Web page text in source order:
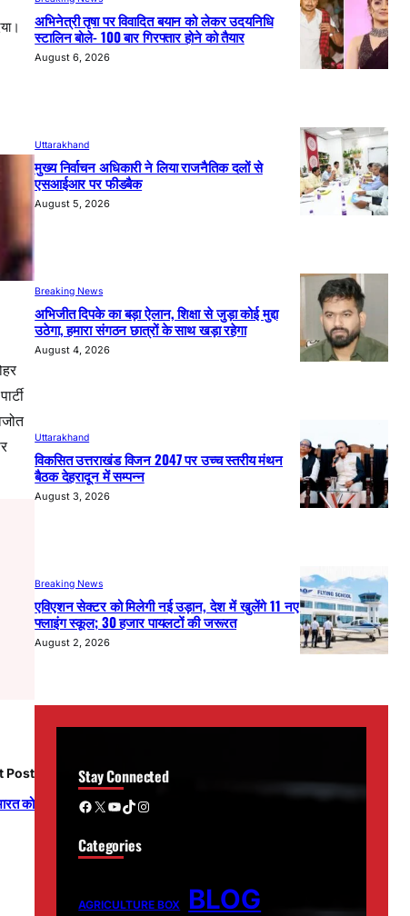
Post
को
अभिनेत्री तृषा पर विवादित बयान को लेकर उदयनिधि
स्टालिन बोले- 100 बार गिरफ्तार होने को तैयार
August 6, 2026
Uttarakhand
मुख्य निर्वाचन अधिकारी ने लिया राजनैतिक दलों से
एसआईआर पर फीडबैक
August 5, 2026
Breaking News
अभिजीत दिपके का बड़ा ऐलान, शिक्षा से जुड़ा कोई मुद्दा
उठेगा, हमारा संगठन छात्रों के साथ खड़ा रहेगा
August 4, 2026
Uttarakhand
विकसित उत्तराखंड विजन 2047 पर उच्च स्तरीय मंथन
बैठक देहरादून में सम्पन्न
August 3, 2026
Breaking News
एविएशन सेक्टर को मिलेगी नई उड़ान, देश में खुलेंगे 11 नए
फ्लाइंग स्कूल; 30 हजार पायलटों की जरूरत
August 2, 2026
Stay Connected
Facebook X YouTube TikTok Instagram
Categories
AGRICULTURE BOX BLOG